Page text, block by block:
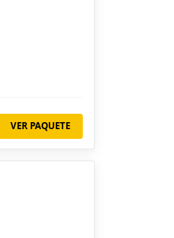
VER PAQUETE